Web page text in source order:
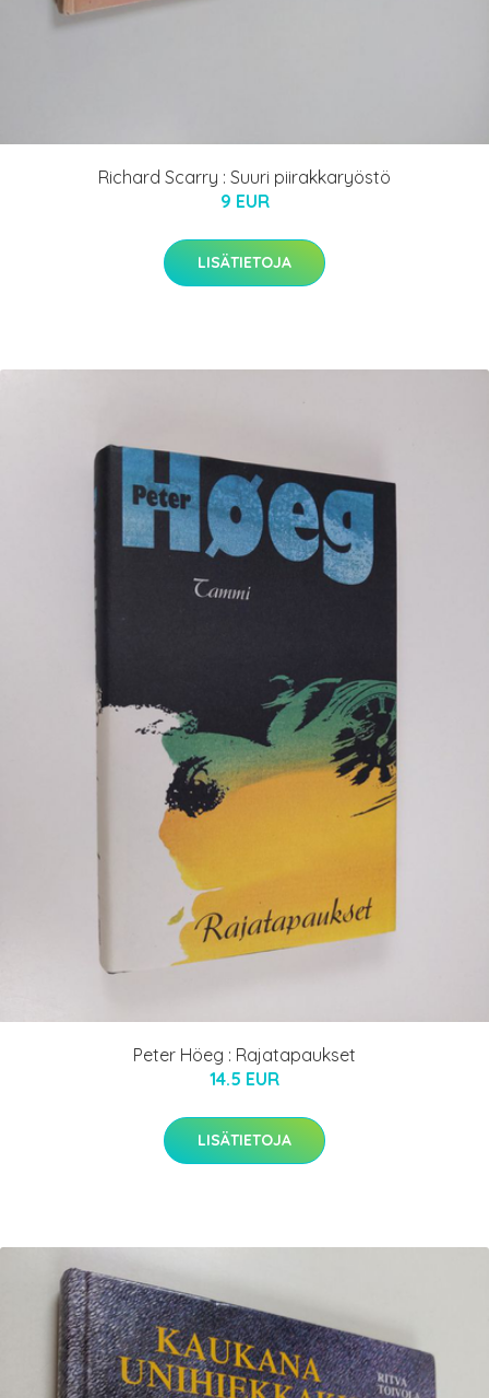
Richard Scarry : Suuri piirakkaryöstö
9 EUR
LISÄTIETOJA
Peter Höeg : Rajatapaukset
14.5 EUR
LISÄTIETOJA